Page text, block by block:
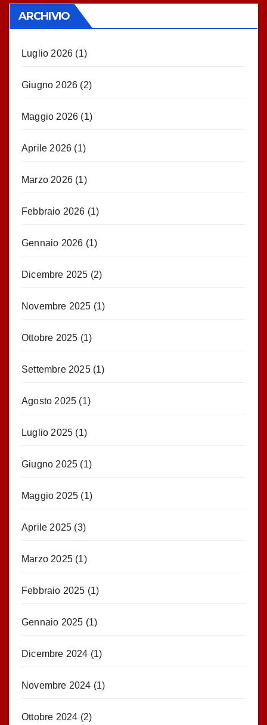
ARCHIVIO
Luglio 2026 (1)
Giugno 2026 (2)
Maggio 2026 (1)
Aprile 2026 (1)
Marzo 2026 (1)
Febbraio 2026 (1)
Gennaio 2026 (1)
Dicembre 2025 (2)
Novembre 2025 (1)
Ottobre 2025 (1)
Settembre 2025(1)
Agosto 2025 (1)
Luglio 2025 (1)
Giugno 2025 (1)
Maggio 2025 (1)
Aprile 2025 (3)
Marzo 2025 (1)
Febbraio 2025 (1)
Gennaio 2025 (1)
Dicembre 2024 (1)
Novembre 2024 (1)
Ottobre 2024 (2)